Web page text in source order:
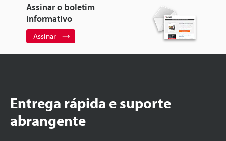
Assinar o boletim
informativo
Assinar
Entrega rápida e suporte
abrangente